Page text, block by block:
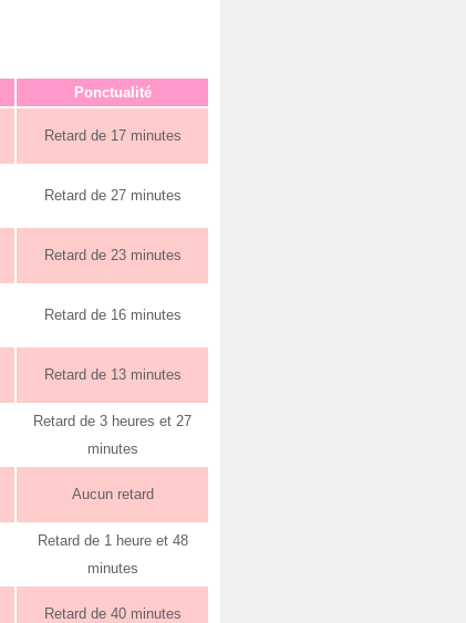
Ponctualité
Retard de 17 minutes
Retard de 27 minutes
Retard de 23 minutes
Retard de 16 minutes
Retard de 13 minutes
Retard de 3 heures et 27
minutes
Aucun retard
Retard de 1 heure et 48
minutes
Retard de 40 minutes